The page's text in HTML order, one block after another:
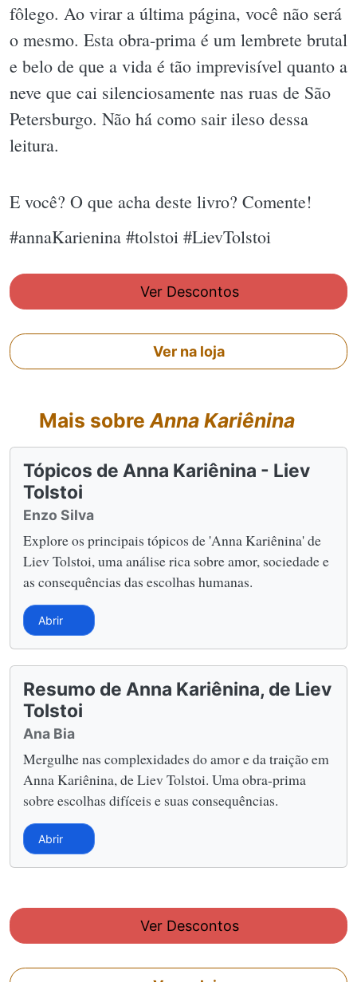
fôlego. Ao virar a última página, você não será
o mesmo. Esta obra-prima é um lembrete brutal
e belo de que a vida é tão imprevisível quanto a
neve que cai silenciosamente nas ruas de São
Petersburgo. Não há como sair ileso dessa
leitura.
E você? O que acha deste livro? Comente!
#annaKarienina #tolstoi #LievTolstoi
Ver Descontos
Ver na loja
Mais sobreAnna Kariênina
Tópicos de Anna Kariênina - Liev
Tolstoi
Enzo Silva
Explore os principais tópicos de 'Anna Kariênina' de
Liev Tolstoi, uma análise rica sobre amor, sociedade e
as consequências das escolhas humanas.
Abrir
Resumo de Anna Kariênina, de Liev
Tolstoi
Ana Bia
Mergulhe nas complexidades do amor e da traição em
Anna Kariênina, de Liev Tolstoi. Uma obra-prima
sobre escolhas difíceis e suas consequências.
Abrir
Ver Descontos